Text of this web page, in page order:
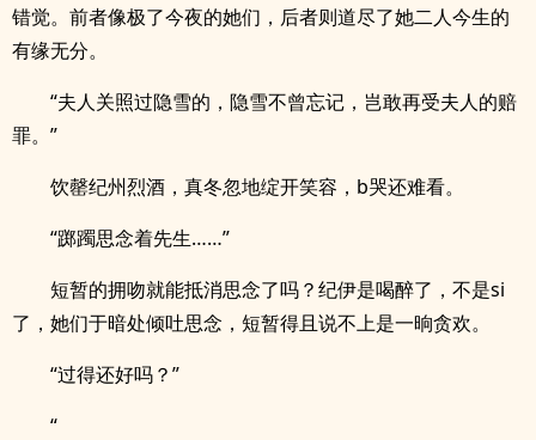
错觉。前者像极了今夜的她们，后者则道尽了她二人今生的
有缘无分。
“夫人关照过隐雪的，隐雪不曾忘记，岂敢再受夫人的赔
罪。”
饮罄纪州烈酒，真冬忽地绽开笑容，b哭还难看。
“踯躅思念着先生……”
短暂的拥吻就能抵消思念了吗？纪伊是喝醉了，不是si
了，她们于暗处倾吐思念，短暂得且说不上是一晌贪欢。
“过得还好吗？”
“